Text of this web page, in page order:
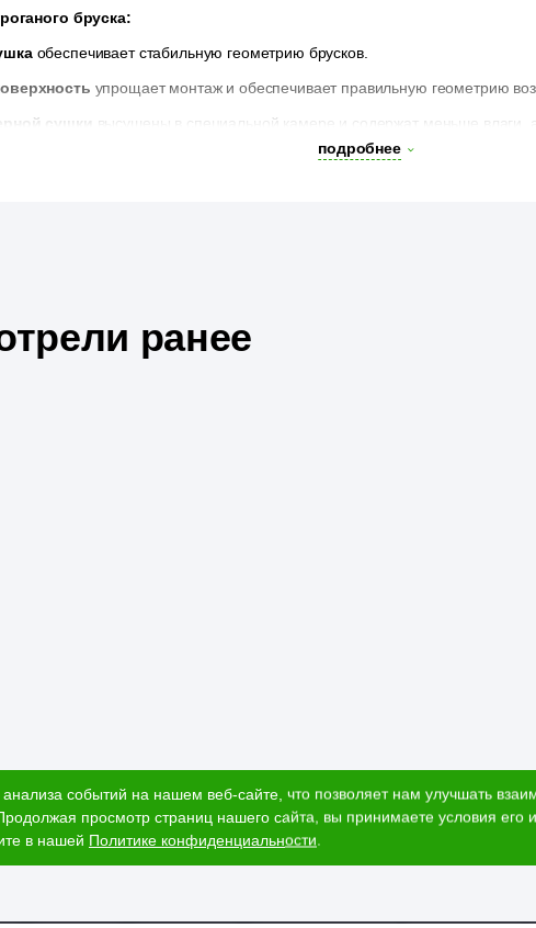
бруска:
обеспечивает стабильную геометрию брусков.
упрощает монтаж и обеспечивает правильную геометрию
сушки
высушены в специальной камере и содержат меньше влаги,
подробнее
ранее
событий на нашем веб-сайте, что позволяет нам улучшать
просмотр страниц нашего сайта, вы принимаете условия его
в нашей Политике конфиденциальности.